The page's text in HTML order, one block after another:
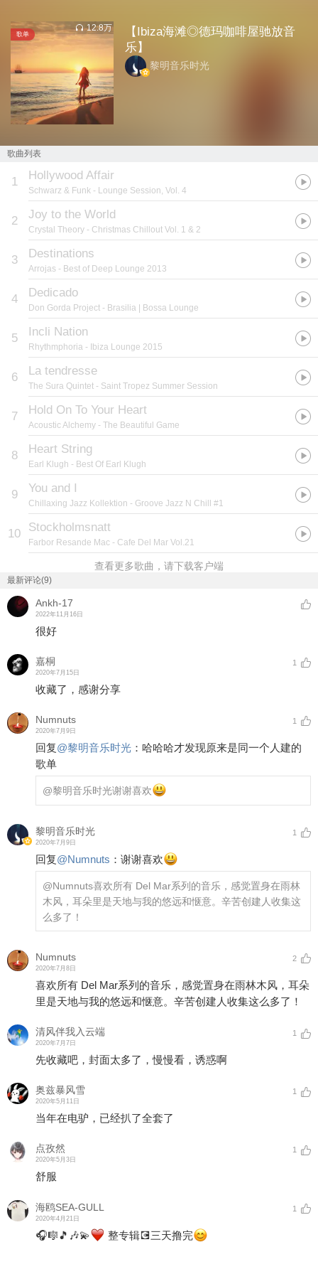
歌单
12.8万
【Ibiza海滩◎德玛咖啡屋驰放音
乐】
黎明音乐时光
歌曲列表
1 Hollywood Affair
Schwarz & Funk - Lounge Session, Vol. 4
2 Joy to the World
Crystal Theory - Christmas Chillout Vol. 1 & 2
3 Destinations
Arrojas - Best of Deep Lounge 2013
4 Dedicado
Don Gorda Project - Brasilia | Bossa Lounge
5 Incli Nation
Rhythmphoria - Ibiza Lounge 2015
6 La tendresse
The Sura Quintet - Saint Tropez Summer Session
7 Hold On To Your Heart
Acoustic Alchemy - The Beautiful Game
8 Heart String
Earl Klugh - Best Of Earl Klugh
9 You and I
Chillaxing Jazz Kollektion - Groove Jazz N Chill #1
10 Stockholmsnatt
Farbor Resande Mac - Cafe Del Mar Vol.21
查看更多歌曲，请下载客户端
最新评论(9)
Ankh-17
2022年11月16日
很好
嘉桐
2020年7月15日
1
收藏了，感谢分享
Numnuts
2020年7月9日
1
回复@黎明音乐时光 ： 哈哈哈才发现原来是同一个人建的
歌单
@黎明音乐时光谢谢喜欢
黎明音乐时光
2020年7月9日
1
回复@Numnuts ： 谢谢喜欢
@Numnuts喜欢所有 Del Mar系列的音乐，感觉置身在雨林
木风，耳朵里是天地与我的悠远和惬意。辛苦创建人收集这
么多了！
Numnuts
2020年7月8日
2
喜欢所有 Del Mar系列的音乐，感觉置身在雨林木风，耳朵
里是天地与我的悠远和惬意。辛苦创建人收集这么多了！
清风伴我入云端
2020年7月7日
1
先收藏吧，封面太多了，慢慢看，诱惑啊
奥兹暴风雪
2020年5月11日
1
当年在电驴，已经扒了全套了
点孜然
2020年5月3日
1
舒服
海鸥SEA-GULL
2020年4月21日
1
🎧🎼🎵🎶💫 整专辑💽三天撸完